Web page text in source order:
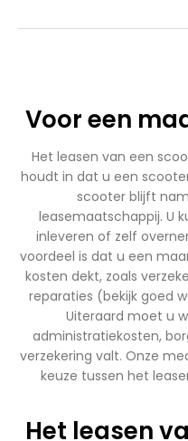
Voor een
Het leasen van een
houdt in dat u een
scooter blijft
leasemaatschappij. U
inleveren of zelf
voordeel is dat u een
kosten dekt, zoals
reparaties (bekijk goed
Uiteraard moet u
administratiekosten,
verzekering valt. Onze
keuze tussen het
Het leasen